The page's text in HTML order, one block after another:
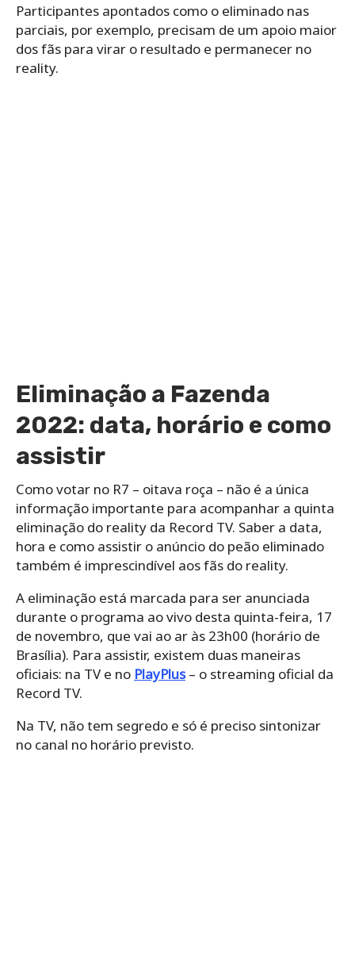
Participantes apontados como o eliminado nas
parciais, por exemplo, precisam de um apoio maior
dos fãs para virar o resultado e permanecer no
reality.
Eliminação a Fazenda
2022: data, horário e como
assistir
Como votar no R7 – oitava roça – não é a única
informação importante para acompanhar a quinta
eliminação do reality da Record TV. Saber a data,
hora e como assistir o anúncio do peão eliminado
também é imprescindível aos fãs do reality.
A eliminação está marcada para ser anunciada
durante o programa ao vivo desta quinta-feira, 17
de novembro, que vai ao ar às 23h00 (horário de
Brasília). Para assistir, existem duas maneiras
oficiais: na TV e no PlayPlus– o streaming oficial da
Record TV.
Na TV, não tem segredo e só é preciso sintonizar
no canal no horário previsto.